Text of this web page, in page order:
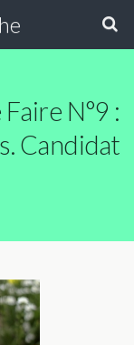
N°9 :
Candidat